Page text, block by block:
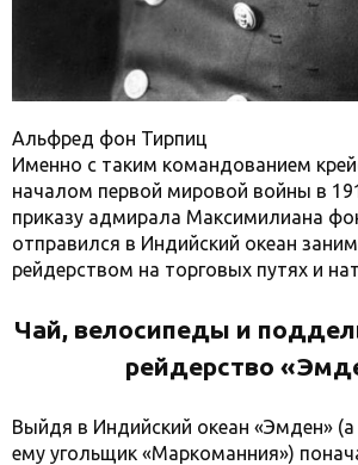
Альфред фон Тирпиц
Именно с таким командованием
началом первой мировой войны в
приказу адмирала Максимилиана
отправился в Индийский океан
рейдерством на торговых путях и
Чай, велосипеды и
рейдерство
Выйдя в Индийский океан «Эмден»
ему угольщик «Маркоманния»)